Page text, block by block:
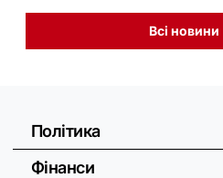
Всі новини
Політика
Фінанси